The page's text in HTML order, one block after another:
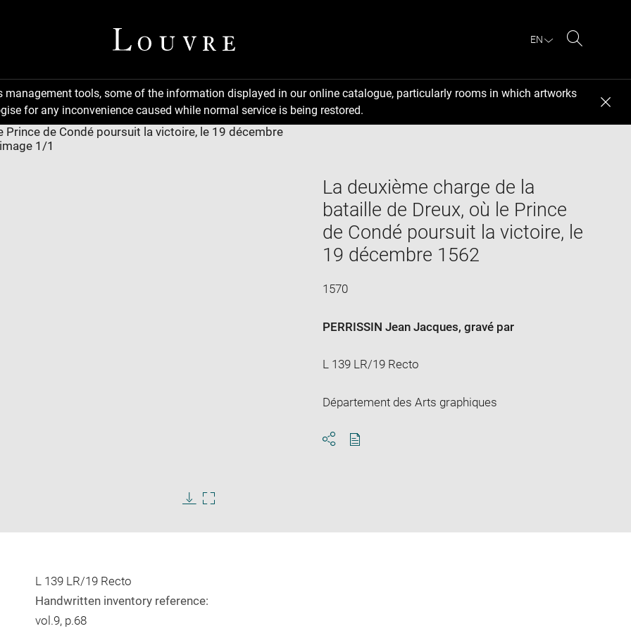
EN
management tools, some of the information displayed in our online catalogue, particularly rooms in which artworks
for any inconvenience caused while normal service is being restored.
La deuxième charge de la
bataille de Dreux, où le Prince
de Condé poursuit la victoire, le
19 décembre 1562
1570
PERRISSIN Jean Jacques, gravé par
L 139 LR/19 Recto
Département des Arts graphiques
L 139 LR/19 Recto
Handwritten inventory reference:
vol.9, p.68